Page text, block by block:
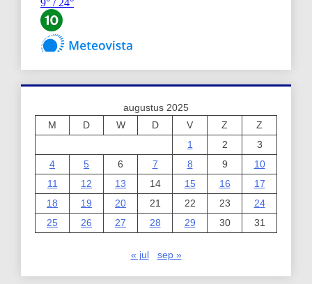
augustus 2025
M
D W D V Z
Z
1
2
3
4
5 6 7 8 9
10
11
12 13 14 15 16
17
18
19 20 21 22 23
24
25
26 27 28 29 30 31
« jul sep »